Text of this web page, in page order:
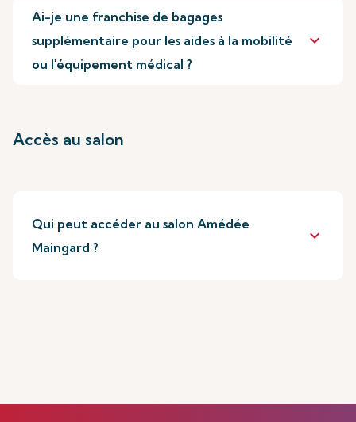
Ai-je une franchise de bagages
supplémentaire pour les aides à la mobilité
ou l'équipement médical ?
keyboard_arrow_down
Accès au salon
Qui peut accéder au salon Amédée
Maingard ?
keyboard_arrow_down